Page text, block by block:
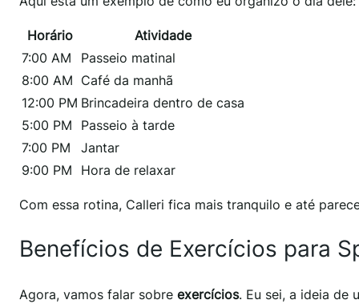
Horário
Atividade
7:00 AM
Passeio matinal
8:00 AM Café da manhã
12:00 PM Brincadeira dentro de casa
5:00 PM
Passeio à tarde
7:00 PM
Jantar
9:00 PM
Hora de relaxar
Com essa rotina, Calleri fica mais tranquilo e até
Benefícios de Exercícios para
Agora, vamos falar sobre exercícios. Eu sei, a ideia de